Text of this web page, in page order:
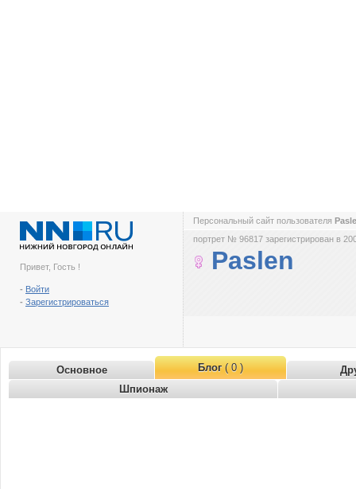
Привет, Гость !
- Войти
- Зарегистрироваться
Персональный сайт пользователя
портрет № 96817 зарегистрирован в
Paslen
Основное Блог( 0 )
Шпионаж